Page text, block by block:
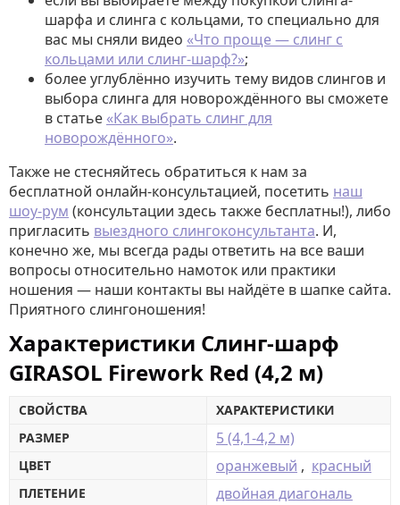
шарфа и слинга с кольцами, то специально для
вас мы сняли видео «Что проще — слинг с
кольцами или слинг-шарф?»;
более углублённо изучить тему видов слингов и
выбора слинга для новорождённого вы сможете
в статье «Как выбрать слинг для
новорождённого».
Также не стесняйтесь обратиться к нам за
бесплатной онлайн-консультацией, посетить наш
шоу-рум (консультации здесь также бесплатны!), либо
пригласить выездного слингоконсультанта. И,
конечно же, мы всегда рады ответить на все ваши
вопросы относительно намоток или практики
ношения — наши контакты вы найдёте в шапке сайта.
Приятного слингоношения!
Характеристики Слинг-шарф
GIRASOL Firework Red (4,2 м)
СВОЙСТВА
ХАРАКТЕРИСТИКИ
РАЗМЕР
5 (4,1-4,2 м)
ЦВЕТ оранжевый , красный
ПЛЕТЕНИЕ двойная диагональ